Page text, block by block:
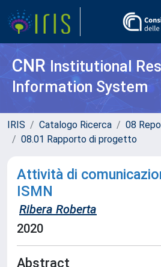
CNR Institutional
Information System
IRIS Catalogo Ricerca
08
08.01 Rapporto di progetto
Attività di
ISMN
Ribera Roberta
2020
Abstract